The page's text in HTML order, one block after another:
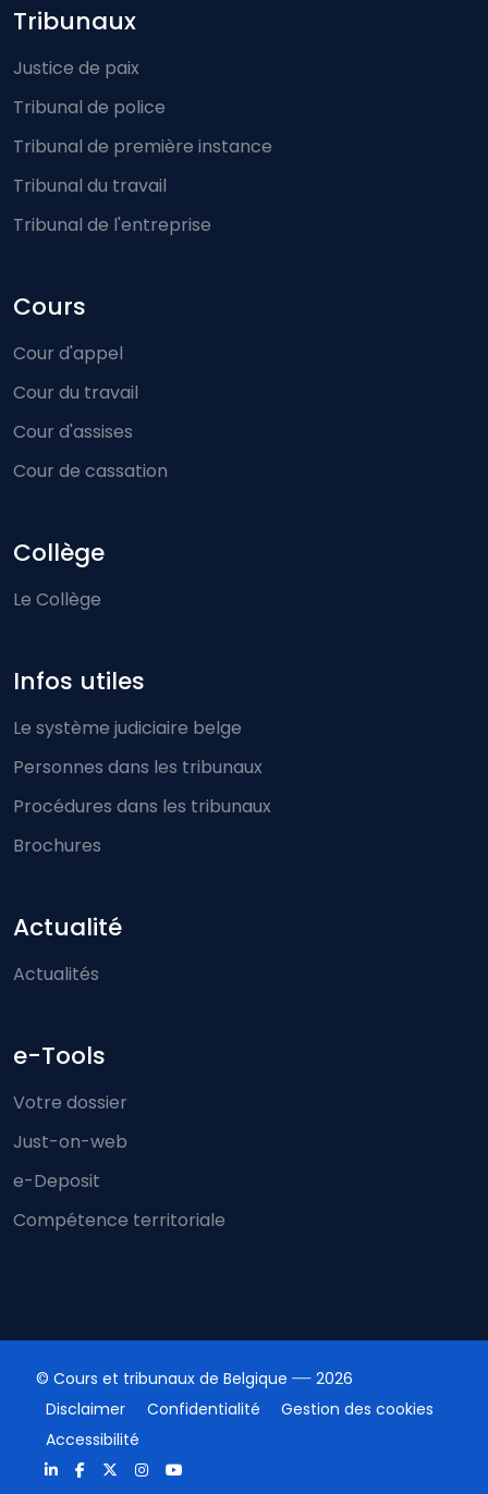
Footer-menu
Tribunaux
Justice de paix
Tribunal de police
Tribunal de première instance
Tribunal du travail
Tribunal de l'entreprise
Cours
Cour d'appel
Cour du travail
Cour d'assises
Cour de cassation
Collège
Le Collège
Infos utiles
Le système judiciaire belge
Personnes dans les tribunaux
Procédures dans les tribunaux
Brochures
Actualité
Actualités
e-Tools
Votre dossier
Just-on-web
e-Deposit
Compétence territoriale
© Cours et tribunaux de Belgique
2026
Disclaimer
Confidentialité
Gestion des cookies
Accessibilité